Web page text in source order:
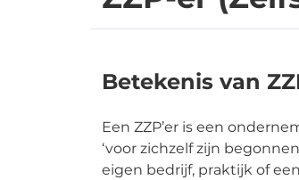
Betekenis van
Een ZZP’er is een
‘voor zichzelf zijn
eigen bedrijf, praktijk of